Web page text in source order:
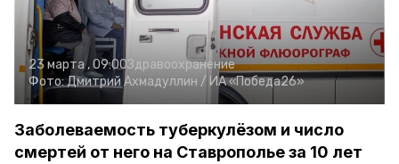
23 марта , 09:00Здравоохранение
Фото:Дмитрий Ахмадуллин / ИА «Победа26»
Заболеваемость туберкулёзом и число
смертей от него на Ставрополье за 10 лет